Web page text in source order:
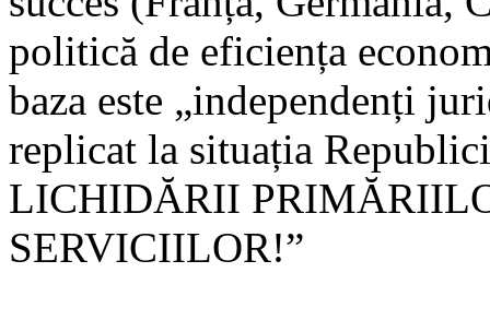
politică de eficiența
baza este „independenți
replicat la situația
LICHIDĂRII
SERVICIILOR!”